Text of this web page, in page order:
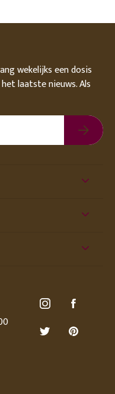
wekelijks een dosis
laatste nieuws. Als